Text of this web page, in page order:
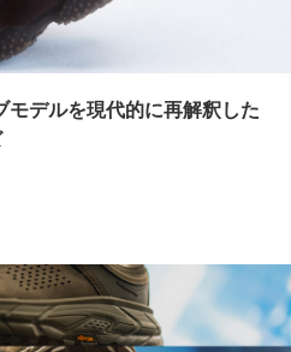
モデルを現代的に再解釈した